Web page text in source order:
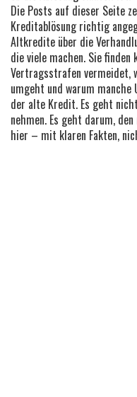
Die Posts auf dieser Seite
Kreditablösung richtig
Altkredite über die
die viele machen. Sie finden
Vertragsstrafen vermeidet,
umgeht und warum
der alte Kredit. Es geht
nehmen. Es geht darum,
hier – mit klaren Fakten,